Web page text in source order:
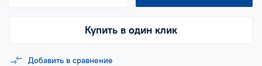
Купить в один клик
Добавить в сравнение